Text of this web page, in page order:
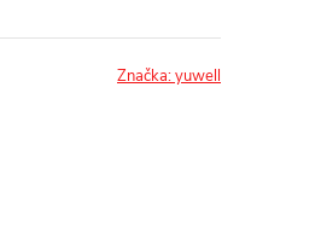
Značka:yuwell